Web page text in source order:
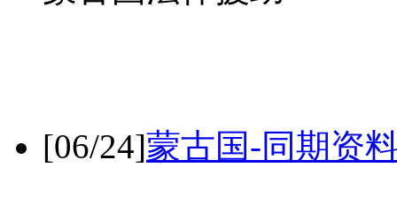
[06/24]蒙古国-同期资